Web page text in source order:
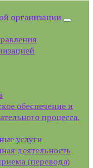
организации
обеспечение и
процесса.
услуги
деятельность
(перевода)